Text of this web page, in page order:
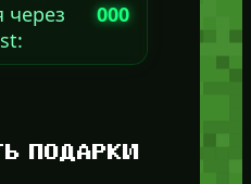
через
000
ПОДАРКИ